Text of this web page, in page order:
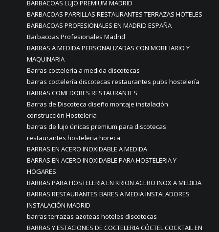
BARBACOAS LUJO PREMIUM MADRID
BARBACOAS PARRILLAS RESTAURANTES TERRAZAS HOTELES
BARBACOAS PROFESIONALES EN MADRID ESPAÑA
Barbacoas Profesionales Madrid
BARRAS A MEDIDA PERSONALIZADAS CON MOBILIARIO Y
MAQUINARIA
Barras cocteleria a medida discotecas
barras coctelería discotecas restaurantes pubs hostelería
BARRAS COMEDORES RESTAURANTES
Barras de Discoteca diseño montaje instalación
construcción Hosteleria
barras de lujo únicas premium para discotecas
restaurantes hosteleria horeca
BARRAS EN ACERO INOXIDABLE A MEDIDA
BARRAS EN ACERO INOXIDABLE PARA HOSTELERIA Y
HOGARES
BARRAS PARA HOSTELERIA EN KRION ACERO INOX A MEDIDA
BARRAS RESTAURANTES BARES A MEDIA INSTALADORES
INSTALACIÓN MADRID
barras terrazas azoteas hoteles discotecas
BARRAS Y ESTACIONES DE COCTELERIA CÓCTEL COCKTAIL EN